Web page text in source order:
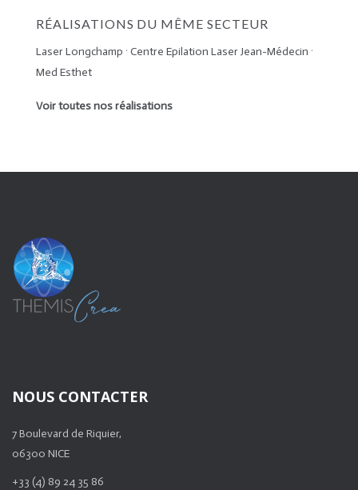
RÉALISATIONS DU MÊME SECTEUR
Laser Longchamp · Centre Epilation Laser Jean-Médecin ·
Med Esthet
Voir toutes nos réalisations
NOUS CONTACTER
7 Boulevard de Riquier,
06300 NICE
+33 (4) 89 24 35 86